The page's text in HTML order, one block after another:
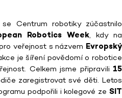
Centrum robotiky zúčastnilo
Robotics Week, kdy na
veřejnost s názvem Evropský
je šíření povědomí o robotice
Celkem jsme připravili 15
zaregistrovat své děti. Letos
podpořili i kolegové ze SIT